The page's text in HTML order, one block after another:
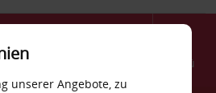
Menü
unserer Angebote, zu